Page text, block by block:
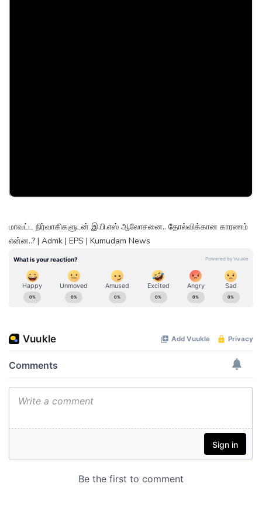
மாவட்ட நிர்வாகிகளுடன் இ.பி.எஸ் ஆலோசனை.. தோல்விக்கான காரணம்
என்ன..? | Admk | EPS | Kumudam News